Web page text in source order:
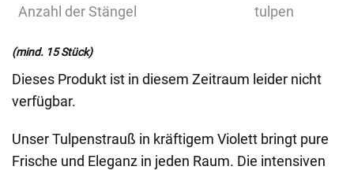
Anzahl der Stängel tulpen
(mind. 15 Stück)
Dieses Produkt ist in diesem Zeitraum leider nicht
verfügbar.
Unser Tulpenstrauß in kräftigem Violett bringt pure
Frische und Eleganz in jeden Raum. Die intensiven